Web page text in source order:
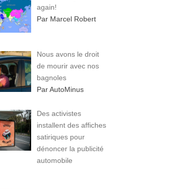
again!
Par Marcel Robert
Nous avons le droit
de mourir avec nos
bagnoles
Par AutoMinus
Des activistes
installent des affiches
satiriques pour
dénoncer la publicité
automobile